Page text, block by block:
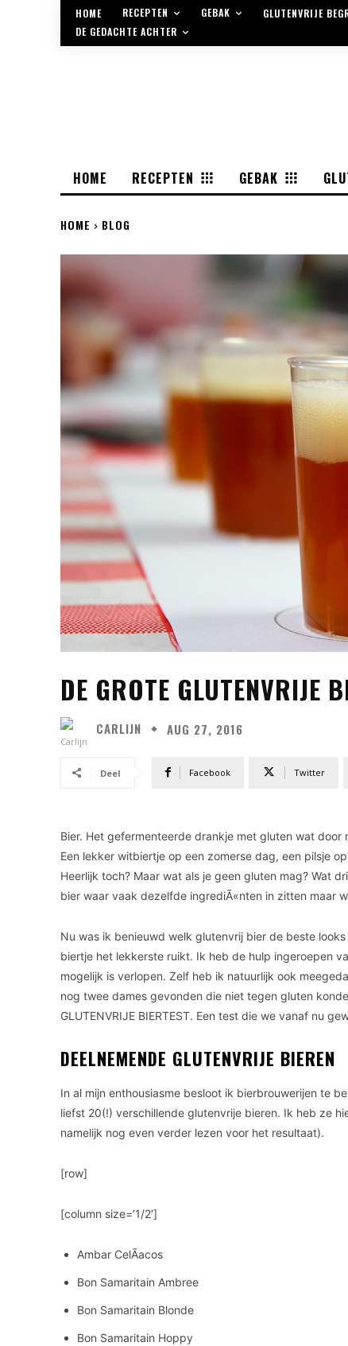
HOME RECEPTEN GEBAK
GLUTENVRIJE
DE GEDACHTE ACHTER
HOME RECEPTEN GEBAK
HOME BLOG
DE GROTE GLUTENVRIJE
CARLIJN AUG 27, 2016
Deel Facebook Twitter
Bier. Het gefermenteerde drankje met gluten wat
Een lekker witbiertje op een zomerse dag, een pilsje
Heerlijk toch? Maar wat als je geen gluten mag? Wat
bier waar vaak dezelfde ingrediÃ«nten in zitten maar
Nu was ik benieuwd welk glutenvrij bier de beste
biertje het lekkerste ruikt. Ik heb de hulp ingeroepen
mogelijk is verlopen. Zelf heb ik natuurlijk ook
nog twee dames gevonden die niet tegen gluten
GLUTENVRIJE BIERTEST. Een test die we vanaf nu
DEELNEMENDE GLUTENVRIJE BIEREN
In al mijn enthousiasme besloot ik bierbrouwerijen te
liefst 20(!) verschillende glutenvrije bieren. Ik heb ze
namelijk nog even verder lezen voor het resultaat).
[row]
[column size=’1/2′]
Ambar CelÃ­acos
Bon Samaritain Ambree
Bon Samaritain Blonde
Bon Samaritain Hoppy